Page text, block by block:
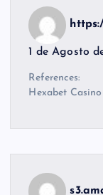
1 de Agosto
References:
Hexabet